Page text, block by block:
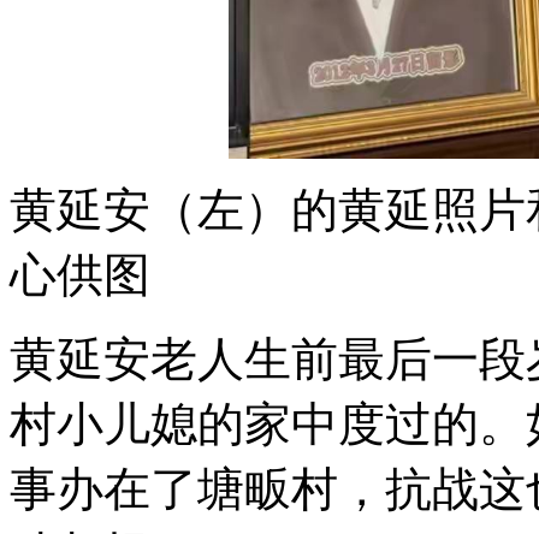
黄延安（左）的黄延照
心供图
黄延安老人生前最后一
村小儿媳的家中度过的
事办在了塘畈村，抗战